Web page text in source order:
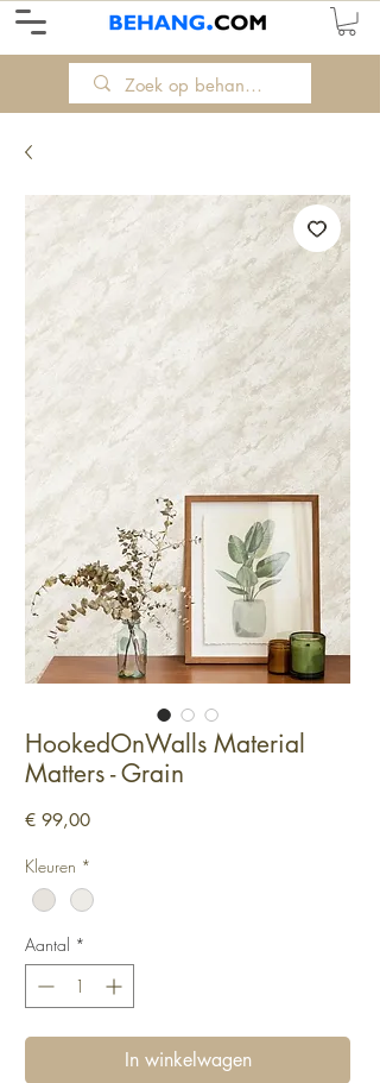
HookedOnWalls Material
Matters - Grain
€ 99,00Prijs
Kleuren *
Aantal *
In winkelwagen